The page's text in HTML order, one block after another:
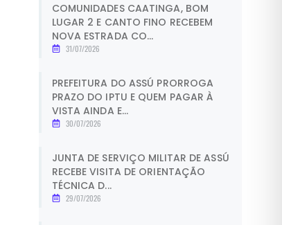
COMUNIDADES CAATINGA, BOM
LUGAR 2 E CANTO FINO RECEBEM
NOVA ESTRADA CO...
31/07/2026
PREFEITURA DO ASSÚ PRORROGA
PRAZO DO IPTU E QUEM PAGAR À
VISTA AINDA E...
30/07/2026
JUNTA DE SERVIÇO MILITAR DE ASSÚ
RECEBE VISITA DE ORIENTAÇÃO
TÉCNICA D...
29/07/2026